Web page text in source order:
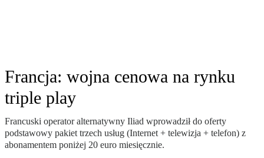
Francja: wojna cenowa na rynku
triple play
Francuski operator alternatywny Iliad wprowadził do oferty
podstawowy pakiet trzech usług (Internet + telewizja + telefon) z
abonamentem poniżej 20 euro miesięcznie.